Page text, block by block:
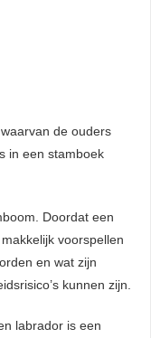
de ouders
in een stamboek
Doordat een
voorspellen
en wat zijn
kunnen zijn.
labrador is een